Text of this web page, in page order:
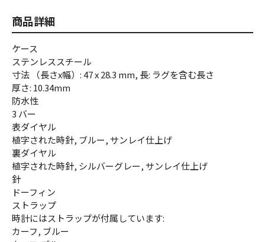
商品詳細
ケース
ステンレススチール
寸法 （長さx幅）: 47 x 28.3 mm, 長: ラグを含む長さ
厚さ: 10.34mm
防水性
3 バー
表ダイヤル
植字された時針, ブルー, サンレイ仕上げ
裏ダイヤル
植字された時針, シルバーグレー, サンレイ仕上げ
針
ドーフィン
ストラップ
時計にはストラップが付属しています:
カーフ, ブルー